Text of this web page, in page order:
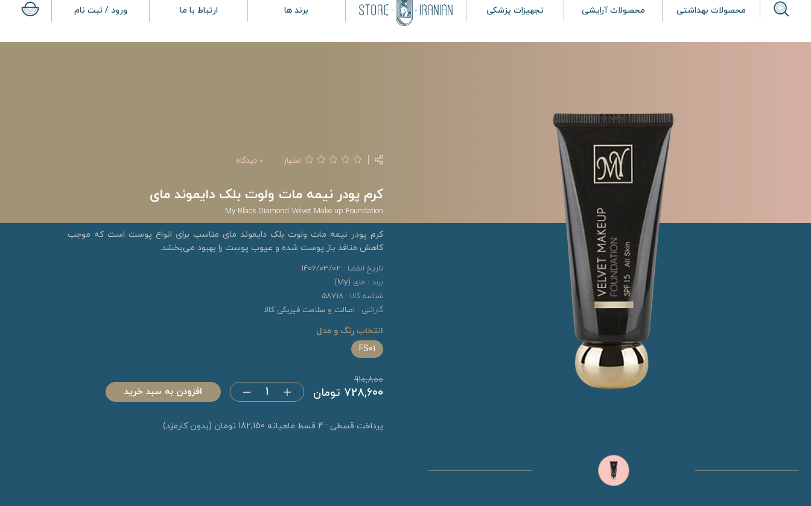
محصولات بهداشتی محصولات آرایشی تجهیزات پزشکی برند ها ارتباط با ما ورود / ثبت نام
امتیاز 0 دیدگاه
کرم پودر نیمه مات ولوت بلک دایموند مای
My Black Diamond Velvet Make up Foundation
کرم پودر نیمه مات ولوت بلک دایموند مای مناسب برای انواع پوست است که موجب
کاهش منافذ باز پوست شده و عیوب پوست را بهبود می‌بخشد.
تاریخ انقضا : 1406/03/02
برند : مای (My)
شناسه کالا : 58718
گارانتی : اصالت و سلامت فیزیکی کالا
انتخاب رنگ و مدل
FS01
728,600 تومان
910,800
افزودن به سبد خرید
پرداخت قسطی : 4 قسط ماهیانه 182,150 تومان (بدون کارمزد)